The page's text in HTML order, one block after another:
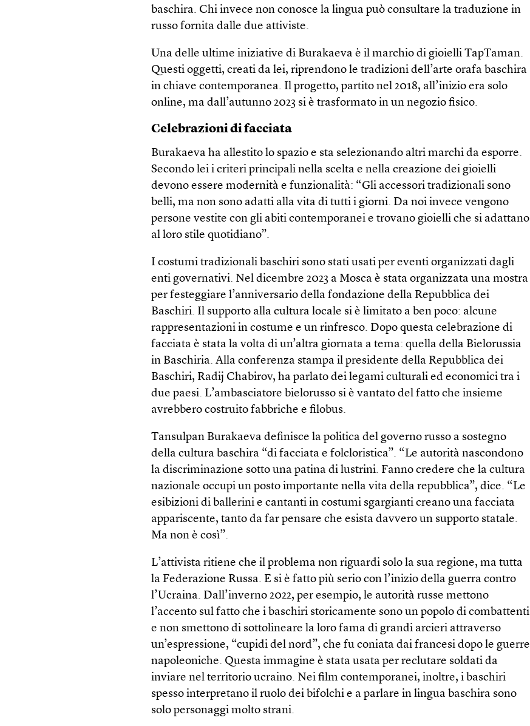
baschira. Chi invece non conosce la lingua può consultare la traduzione in
russo fornita dalle due attiviste.
Una delle ultime iniziative di Burakaeva è il marchio di gioielli TapTaman.
Questi oggetti, creati da lei, riprendono le tradizioni dell’arte orafa baschira
in chiave contemporanea. Il progetto, partito nel 2018, all’inizio era solo
online, ma dall’autunno 2023 si è trasformato in un negozio fisico.
Celebrazioni di facciata
Burakaeva ha allestito lo spazio e sta selezionando altri marchi da esporre.
Secondo lei i criteri principali nella scelta e nella creazione dei gioielli
devono essere modernità e funzionalità: “Gli accessori tradizionali sono
belli, ma non sono adatti alla vita di tutti i giorni. Da noi invece vengono
persone vestite con gli abiti contemporanei e trovano gioielli che si adattano
al loro stile quotidiano”.
I costumi tradizionali baschiri sono stati usati per eventi organizzati dagli
enti governativi. Nel dicembre 2023 a Mosca è stata organizzata una mostra
per festeggiare l’anniversario della fondazione della Repubblica dei
Baschiri. Il supporto alla cultura locale si è limitato a ben poco: alcune
rappresentazioni in costume e un rinfresco. Dopo questa celebrazione di
facciata è stata la volta di un’altra giornata a tema: quella della Bielorussia
in Baschiria. Alla conferenza stampa il presidente della Repubblica dei
Baschiri, Radij Chabirov, ha parlato dei legami culturali ed economici tra i
due paesi. L’ambasciatore bielorusso si è vantato del fatto che insieme
avrebbero costruito fabbriche e filobus.
Tansulpan Burakaeva definisce la politica del governo russo a sostegno
della cultura baschira “di facciata e folcloristica”. “Le autorità nascondono
la discriminazione sotto una patina di lustrini. Fanno credere che la cultura
nazionale occupi un posto importante nella vita della repubblica”, dice. “Le
esibizioni di ballerini e cantanti in costumi sgargianti creano una facciata
appariscente, tanto da far pensare che esista davvero un supporto statale.
Ma non è così”.
L’attivista ritiene che il problema non riguardi solo la sua regione, ma tutta
la Federazione Russa. E si è fatto più serio con l’inizio della guerra contro
l’Ucraina. Dall’inverno 2022, per esempio, le autorità russe mettono
l’accento sul fatto che i baschiri storicamente sono un popolo di combattenti
e non smettono di sottolineare la loro fama di grandi arcieri attraverso
un’espressione, “cupidi del nord”, che fu coniata dai francesi dopo le guerre
napoleoniche. Questa immagine è stata usata per reclutare soldati da
inviare nel territorio ucraino. Nei film contemporanei, inoltre, i baschiri
spesso interpretano il ruolo dei bifolchi e a parlare in lingua baschira sono
solo personaggi molto strani.